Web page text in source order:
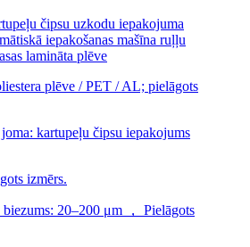
čipsu uzkodu iepakojuma
iepakošanas mašīna ruļļu
lamināta plēve
plēve / PET / AL; pielāgots
kartupeļu čipsu iepakojums
izmērs.
biezums: 20–200 μm ， Pielāgots